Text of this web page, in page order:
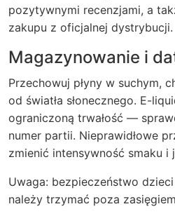
pozytywnymi recenzjami, a
zakupu z oficjalnej dystrybucji.
Magazynowanie i
Przechowuj płyny w suchym,
od światła słonecznego. E-
ograniczoną trwałość —
numer partii. Nieprawidłowe
zmienić intensywność smaku i
Uwaga: bezpieczeństwo
należy trzymać poza